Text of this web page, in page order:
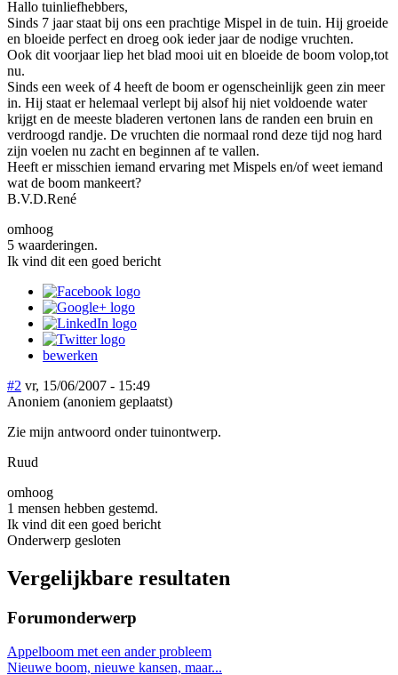
Hallo tuinliefhebbers,
Sinds 7 jaar staat bij ons een prachtige Mispel in de tuin. Hij groeide
en bloeide perfect en droeg ook ieder jaar de nodige vruchten.
Ook dit voorjaar liep het blad mooi uit en bloeide de boom volop,tot
nu.
Sinds een week of 4 heeft de boom er ogenscheinlijk geen zin meer
in. Hij staat er helemaal verlept bij alsof hij niet voldoende water
krijgt en de meeste bladeren vertonen lans de randen een bruin en
verdroogd randje. De vruchten die normaal rond deze tijd nog hard
zijn voelen nu zacht en beginnen af te vallen.
Heeft er misschien iemand ervaring met Mispels en/of weet iemand
wat de boom mankeert?
B.V.D.René
omhoog
5 waarderingen.
Ik vind dit een goed bericht
bewerken
#2 vr, 15/06/2007 - 15:49
Anoniem (anoniem geplaatst)
Zie mijn antwoord onder tuinontwerp.
Ruud
omhoog
1 mensen hebben gestemd.
Ik vind dit een goed bericht
Onderwerp gesloten
Vergelijkbare resultaten
Forumonderwerp
Appelboom met een ander probleem
Nieuwe boom, nieuwe kansen, maar...